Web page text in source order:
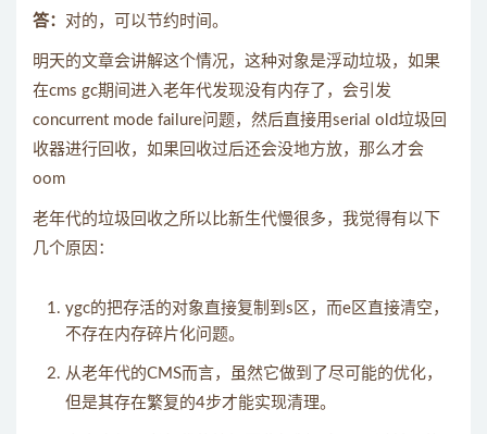
答： 对的，可以节约时间。
明天的文章会讲解这个情况，这种对象是浮动垃圾，如果
在cms gc期间进入老年代发现没有内存了，会引发
concurrent mode failure问题，然后直接用serial old垃圾回
收器进行回收，如果回收过后还会没地方放，那么才会
oom
老年代的垃圾回收之所以比新生代慢很多，我觉得有以下
几个原因：
ygc的把存活的对象直接复制到s区，而e区直接清空，
不存在内存碎片化问题。
从老年代的CMS而言，虽然它做到了尽可能的优化，
但是其存在繁复的4步才能实现清理。